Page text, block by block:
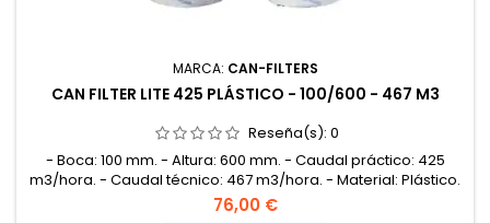
MARCA: CAN-FILTERS
CAN FILTER LITE 425 PLÁSTICO - 100/600 - 467 M3
Reseña(s): 0
- Boca: 100 mm. - Altura: 600 mm. - Caudal práctico: 425
m3/hora. - Caudal técnico: 467 m3/hora. - Material: Plástico.
- Carbón: Lite.
76,00 €